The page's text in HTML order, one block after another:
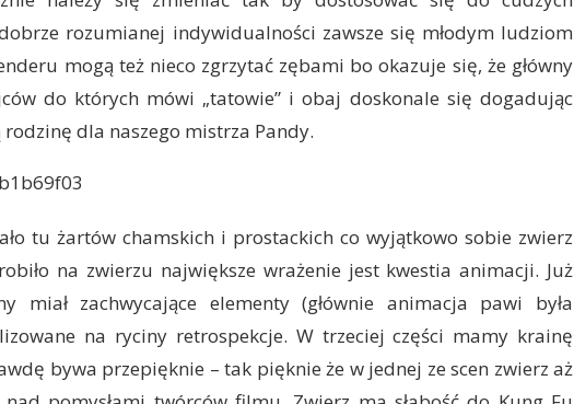
rozumianej indywidualności zawsze się młodym ludziom
mogą też nieco zgrzytać zębami bo okazuje się, że główny
do których mówi „tatowie” i obaj doskonale się dogadując
rodzinę dla naszego mistrza Pandy.
tu żartów chamskich i prostackich co wyjątkowo sobie zwierz
na zwierzu największe wrażenie jest kwestia animacji. Już
miał zachwycające elementy (głównie animacja pawi była
na ryciny retrospekcje. W trzeciej części mamy krainę
bywa przepięknie – tak pięknie że w jednej ze scen zwierz aż